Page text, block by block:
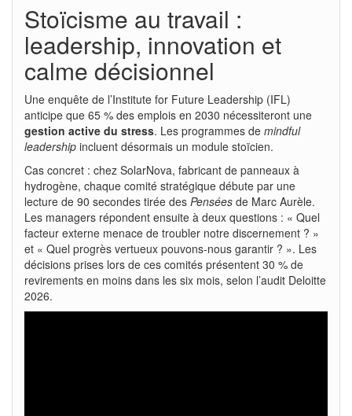
Stoïcisme au travail :
leadership, innovation et
calme décisionnel
Une enquête de l’Institute for Future Leadership (IFL)
anticipe que 65 % des emplois en 2030 nécessiteront une
gestion active du stress. Les programmes de mindful
leadership incluent désormais un module stoïcien.
Cas concret : chez SolarNova, fabricant de panneaux à
hydrogène, chaque comité stratégique débute par une
lecture de 90 secondes tirée des Pensées de Marc Aurèle.
Les managers répondent ensuite à deux questions : « Quel
facteur externe menace de troubler notre discernement ? »
et « Quel progrès vertueux pouvons-nous garantir ? ». Les
décisions prises lors de ces comités présentent 30 % de
revirements en moins dans les six mois, selon l’audit Deloitte
2026.